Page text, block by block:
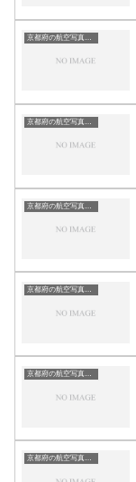
京都府の航空写真・空中写真
京都府の航空写真・空中写真
京都府の航空写真・空中写真